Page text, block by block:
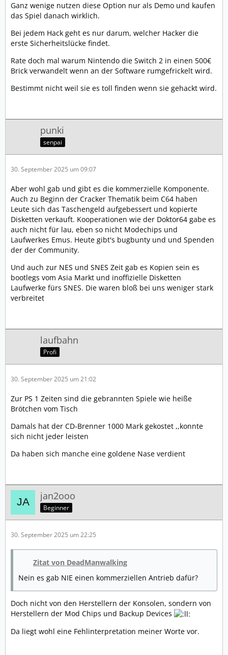
Ganz wenige nutzen diese Option nur als Demo und kaufen
das Spiel danach wirklich.
Bei jedem Hack geht es nur darum, welcher Hacker die
erste Sicherheitslücke findet.
Rate doch mal warum Nintendo die Switch 2 in einen 500€
Brick verwandelt wenn an der Software rumgefrickelt wird.
Bestimmt nicht weil sie es toll finden wenn sie gehackt wird.
punki
senpai
30. September 2025 um 09:07
Aber wohl gab und gibt es die kommerzielle Komponente.
Auch zu Beginn der Cracker Thematik beim C64 haben
Leute sich das Taschengeld aufgebessert und kopierte
Disketten verkauft. Kooperationen wie der Doktor64 gabe es
auch nicht für lau, eben so nicht Modechips und
Laufwerkes Emus. Heute gibt's bugbunty und und Spenden
der der Community.
Und auch zur NES und SNES Zeit gab es Kopien sein es
bootlegs vom Asia Markt und inoffizielle Disketten
Laufwerke fürs SNES. Die waren bloß bei uns weniger stark
verbreitet
laufbahn
Profi
30. September 2025 um 21:02
Zur PS 1 Zeiten sind die gebrannten Spiele wie heiße
Brötchen vom Tisch
Damals hat der CD-Brenner 1000 Mark gekostet ,,konnte
sich nicht jeder leisten
Da haben sich manche eine goldene Nase verdient
jan2ooo
Beginner
30. September 2025 um 22:25
Zitat von DeadManwalking
Nein es gab NIE einen kommerziellen Antrieb dafür?
Doch nicht von den Herstellern der Konsolen, sondern von
Herstellern der Mod Chips und Backup Devices
Da liegt wohl eine Fehlinterpretation meiner Worte vor.